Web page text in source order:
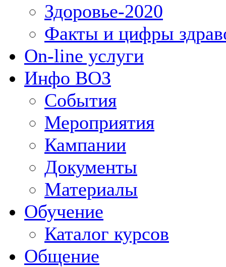
Здоровье-2020
Факты и цифры
On-line услуги
Инфо ВОЗ
События
Мероприятия
Кампании
Документы
Материалы
Обучение
Каталог курсов
Общение